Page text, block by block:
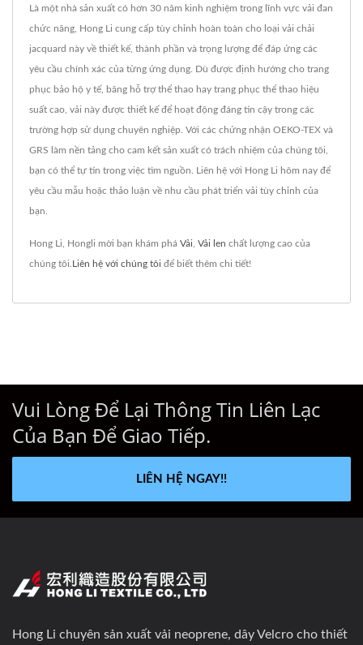
Là một nhà sản xuất có hơn 30 năm kinh nghiệm trong lĩnh vực vải đan
chức năng, Hong Li cung cấp tùy chỉnh hoàn toàn cho loại vải chải
jacquard này về thiết kế, thành phần và trọng lượng để đáp ứng các
yêu cầu chính xác của từng ứng dụng. Dù được định hướng cho trang
phục bảo hộ y tế, băng hỗ trợ thể thao hay trang phục thể thao hiệu
suất cao, vải này được thiết kế để hoạt động đáng tin cậy trong các
trường hợp sử dụng chuyên nghiệp. Với các chứng nhận OEKO-TEX và
GRS làm nền tảng cho cam kết sản xuất có trách nhiệm của chúng tôi,
bạn có thể tự tin trong việc tìm nguồn. Liên hệ với Hong Li hôm nay để
yêu cầu mẫu hoặc thảo luận về nhu cầu phát triển vải tùy chỉnh của
bạn.
Hong Li, Hongli mời bạn khám phá Vải Vải len chất lượng cao của
chúng tôi. Liên hệ với chúng tôi để biết thêm chi tiết!
Vui Lòng Để Lại Thông Tin Liên Lạc
Của Bạn Để Giao Tiếp.
LIÊN HỆ NGAY!!
Hong Li chuyên sản xuất vải neoprene, dây Velcro cho thiết